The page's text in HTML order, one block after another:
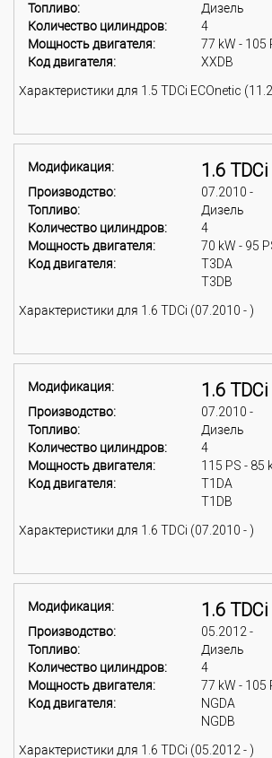
Топливо:
Дизель
Количество цилиндров:
4
Мощность двигателя:
77 kW - 105
Код двигателя:
XXDB
Характеристики для 1.5 TDCi ECOnetic
Модификация: 1.6 TDCi
Производство:
07.2010 -
Топливо:
Дизель
Количество цилиндров:
4
Мощность двигателя:
70 kW - 95
Код двигателя:
T3DA
T3DB
Характеристики для 1.6 TDCi (07.2010 - )
Модификация: 1.6 TDCi
Производство:
07.2010 -
Топливо:
Дизель
Количество цилиндров:
4
Мощность двигателя:
115 PS - 85
Код двигателя:
T1DA
T1DB
Характеристики для 1.6 TDCi (07.2010 - )
Модификация: 1.6 TDCi
Производство:
05.2012 -
Топливо:
Дизель
Количество цилиндров:
4
Мощность двигателя:
77 kW - 105
Код двигателя:
NGDA
NGDB
Характеристики для 1.6 TDCi (05.2012 - )